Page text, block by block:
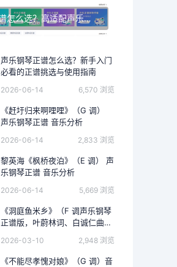
声乐正谱乐谱怎么选？高适配声乐正谱钢琴伴奏资源推荐
声乐钢琴正谱怎么选？新手入门
必看的正谱挑选与使用指南
2026-06-14 6,570 浏览
《赶圩归来啊哩哩》（G 调）
声乐钢琴正谱 音乐分析
2026-06-14 2,833 浏览
黎英海《枫桥夜泊》（E 调） 声
乐钢琴正谱 音乐分析
2026-06-14 5,669 浏览
《洞庭鱼米乡》（F 调声乐钢琴
正谱版，叶蔚林词、白诚仁曲）
2026-03-10 2,948 浏览
《不能尽孝愧对娘》（G 调）音